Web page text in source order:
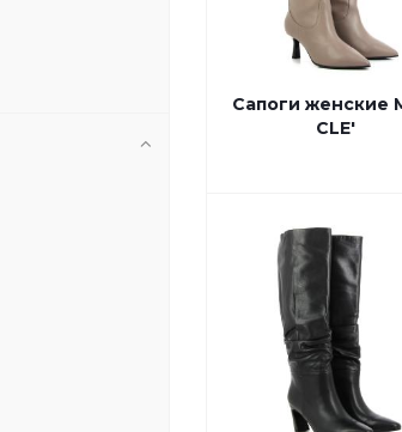
Сапоги женские
CLE'